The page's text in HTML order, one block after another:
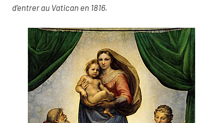
d’entrer au Vatican en 1816.